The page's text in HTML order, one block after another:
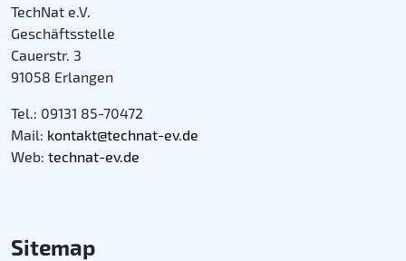
TechNat e.V.
Geschäftsstelle
Cauerstr. 3
91058 Erlangen
Tel.: 09131 85-70472
Mail: kontakt@technat-ev.de
Web: technat-ev.de
Sitemap